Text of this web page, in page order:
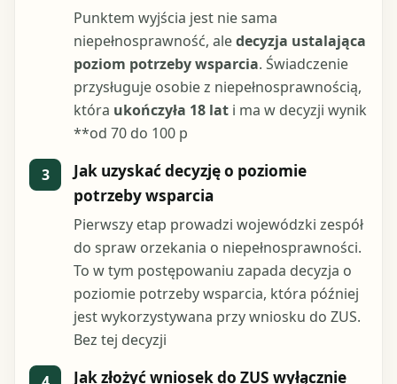
Punktem wyjścia jest nie sama
niepełnosprawność, aledecyzja ustalająca
poziom potrzeby wsparcia. Świadczenie
przysługuje osobie z niepełnosprawnością,
która ukończyła 18 lati ma w decyzji wynik
**od 70 do 100 p
3
Jak uzyskać decyzję o poziomie
potrzeby wsparcia
Pierwszy etap prowadzi wojewódzki zespół
do spraw orzekania o niepełnosprawności.
To w tym postępowaniu zapada decyzja o
poziomie potrzeby wsparcia, która później
jest wykorzystywana przy wniosku do ZUS.
Bez tej decyzji
Jak złożyć wniosek do ZUS wyłącznie